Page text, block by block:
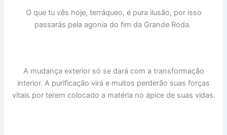
O que tu vês hoje, terráqueo, é pura ilusão, por isso
passarás pela agonia do fim da Grande Roda.
A mudança exterior só se dará com a transformação
interior. A purificação virá e muitos perderão suas forças
vitais por terem colocado a matéria no ápice de suas vidas.